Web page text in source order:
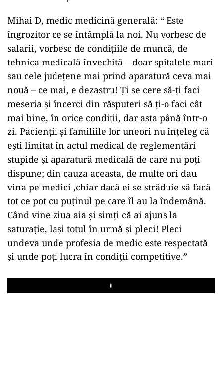
Mihai D, medic medicină generală: “ Este
îngrozitor ce se întâmplă la noi. Nu vorbesc de
salarii, vorbesc de condițiile de muncă, de
tehnica medicală învechită – doar spitalele mari
sau cele județene mai prind aparatură ceva mai
nouă – ce mai, e dezastru! Ți se cere să-ți faci
meseria și încerci din răsputeri să ți-o faci cât
mai bine, în orice condiții, dar asta până într-o
zi. Pacienții și familiile lor uneori nu înțeleg că
ești limitat în actul medical de reglementări
stupide și aparatură medicală de care nu poți
dispune; din cauza aceasta, de multe ori dau
vina pe medici ,chiar dacă ei se străduie să facă
tot ce pot cu puținul pe care îl au la îndemână.
Când vine ziua aia și simți că ai ajuns la
saturație, lași totul în urmă și pleci! Pleci
undeva unde profesia de medic este respectată
și unde poți lucra în condiții competitive.”
Play